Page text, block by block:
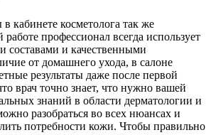
кабинете косметолога так же
профессионал всегда использует
составами и качественными
от домашнего ухода, в салоне
результаты даже после первой
врач точно знает, что нужно вашей
знаний в области дерматологии и
разобраться во всех нюансах и
потребности кожи. Чтобы правильно